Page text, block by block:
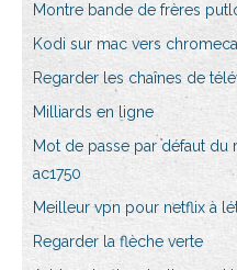
Montre bande de frères
Kodi sur mac vers
Regarder les chaînes de
Milliards en ligne
Mot de passe par défaut du
ac1750
Meilleur vpn pour netflix à
Regarder la flèche verte